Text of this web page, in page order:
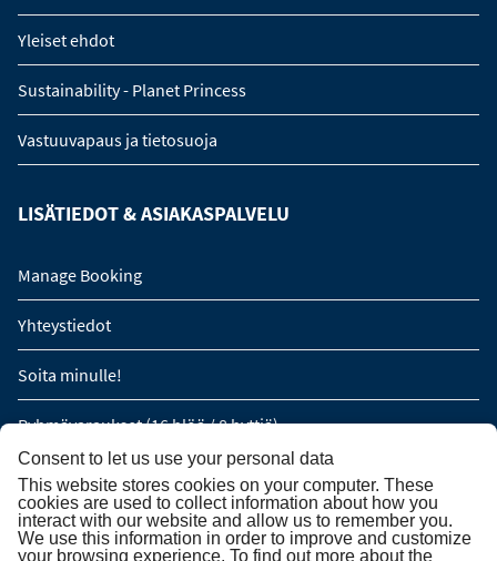
Yleiset ehdot
Sustainability - Planet Princess
Vastuuvapaus ja tietosuoja
LISÄTIEDOT & ASIAKASPALVELU
Manage Booking
Yhteystiedot
Soita minulle!
Ryhmävaraukset (16 hlöä / 8 hyttiä)
TILAA UUTISKIRJE
Tilaa uutiskirje
Consent to let us use your personal data
This website stores cookies on your computer. These
cookies are used to collect information about how you
interact with our website and allow us to remember you.
We use this information in order to improve and customize
your browsing experience. To find out more about the